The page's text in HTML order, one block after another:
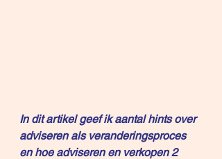
In dit artikel geef ik aantal hints over
adviseren als veranderingsproces
en hoe adviseren en verkopen 2